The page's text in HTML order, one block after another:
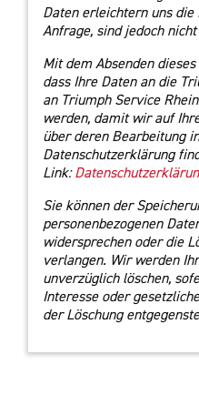
Daten erleichtern uns
Anfrage, sind jedoch
Mit dem Absenden
dass Ihre Daten an die
an Triumph Service
werden, damit wir auf
über deren Bearbeitung
Datenschutzerklärung
Link:
Sie können der
personenbezogenen
widersprechen oder die
verlangen. Wir werden
unverzüglich löschen,
Interesse oder
der Löschung